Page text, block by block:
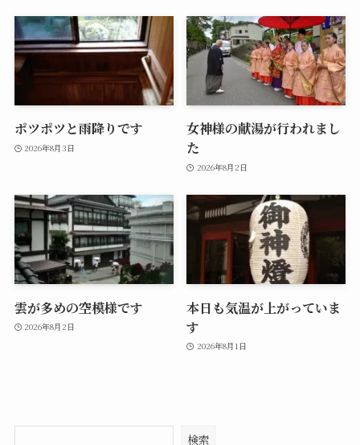
ポツポツと雨降りです
2026年8月3日
女神様の献湯が行われまし
た
2026年8月2日
雲が多めの空模様です
2026年8月2日
本日も気温が上がっていま
す
2026年8月1日
検索